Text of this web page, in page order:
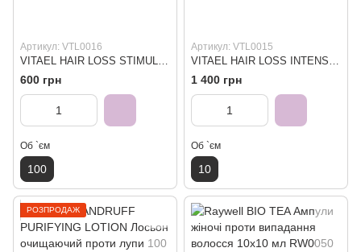
Артикул: VTL0016
600 грн
Об `єм
100
Артикул: VTL0015
1 400 грн
Об `єм
10
РОЗПРОДАЖ